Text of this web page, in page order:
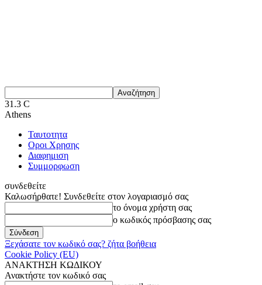
31.3 C
Athens
Ταυτοτητα
Οροι Χρησης
Διαφημιση
Συμμορφωση
συνδεθείτε
Καλωσήρθατε! Συνδεθείτε στον λογαριασμό σας
το όνομα χρήστη σας
ο κωδικός πρόσβασης σας
Ξεχάσατε τον κωδικό σας? ζήτα βοήθεια
Cookie Policy (EU)
ΑΝΑΚΤΗΣΗ ΚΩΔΙΚΟΥ
Ανακτήστε τον κωδικό σας